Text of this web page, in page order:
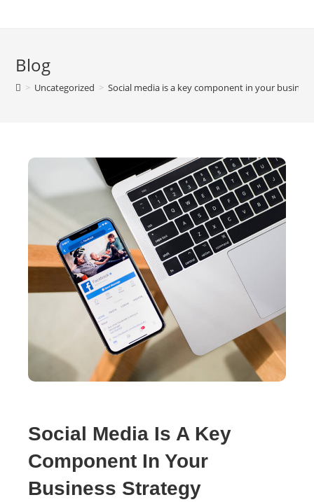
Blog
> Uncategorized > Social media is a key component in your
Social Media Is A Key
Component In Your
Business Strategy